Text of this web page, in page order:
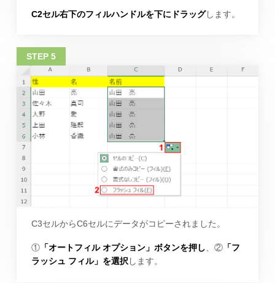
C2セル右下のフィルハンドルを下にドラッグします。
C3セルからC6セルにデータがコピーされました。
①「オートフィル オプション」ボタンを押し 、②「フ
ラッシュ フィル」を選択 します。